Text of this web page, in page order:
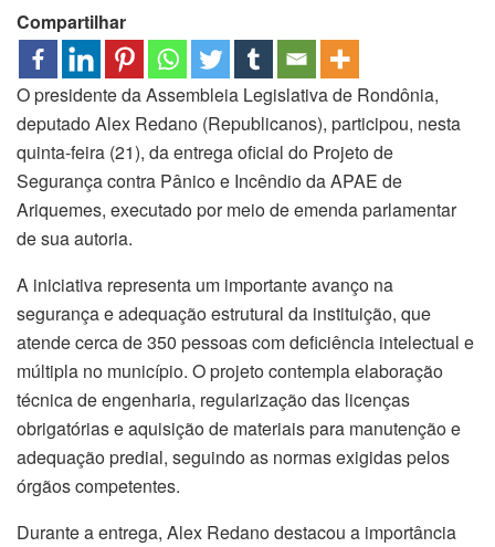
Compartilhar
O presidente da Assembleia Legislativa de Rondônia,
deputado Alex Redano (Republicanos), participou, nesta
quinta-feira (21), da entrega oficial do Projeto de
Segurança contra Pânico e Incêndio da APAE de
Ariquemes, executado por meio de emenda parlamentar
de sua autoria.
A iniciativa representa um importante avanço na
segurança e adequação estrutural da instituição, que
atende cerca de 350 pessoas com deficiência intelectual e
múltipla no município. O projeto contempla elaboração
técnica de engenharia, regularização das licenças
obrigatórias e aquisição de materiais para manutenção e
adequação predial, seguindo as normas exigidas pelos
órgãos competentes.
Durante a entrega, Alex Redano destacou a importância